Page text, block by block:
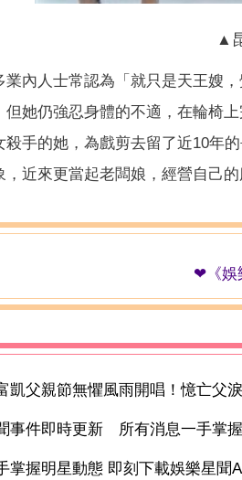
▲
業內人士常認為「就只是天王嫂
但她仍強忍身體的不適，在輪椅
殺手的她，為戲剪去留了近10年
，近來更當起老闆娘，經營自己
❤《娛
凱父親節無懼風雨開唱！憶亡父
事件即時更新 所有消息一手掌握
掌握明星動態 即刻下載娛樂星聞